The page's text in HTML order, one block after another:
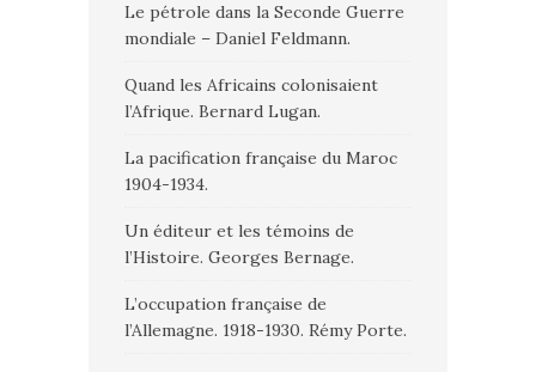
Le pétrole dans la Seconde Guerre
mondiale – Daniel Feldmann.
Quand les Africains colonisaient
l’Afrique. Bernard Lugan.
La pacification française du Maroc
1904-1934.
Un éditeur et les témoins de
l’Histoire. Georges Bernage.
L’occupation française de
l’Allemagne. 1918-1930. Rémy Porte.